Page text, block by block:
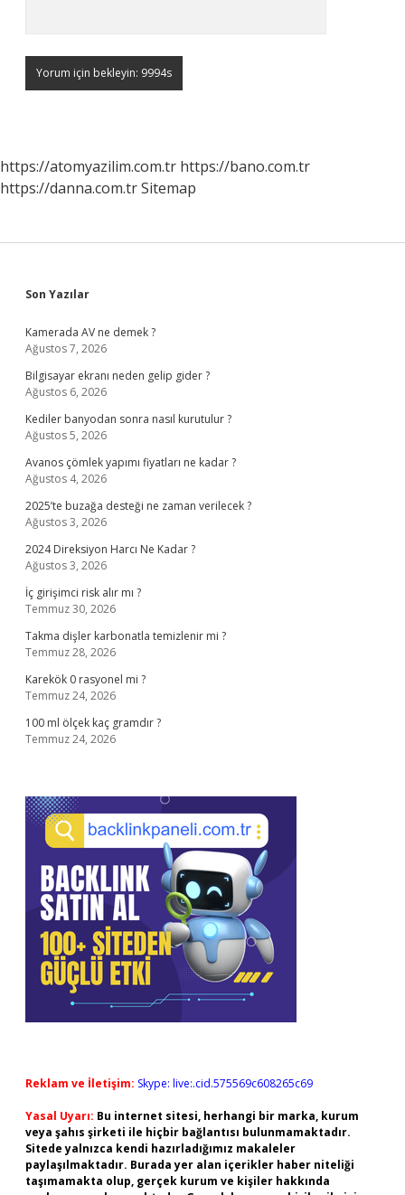
https://atomyazilim.com.tr https://bano.com.tr
https://danna.com.trSitemap
Sidebar
Son Yazılar
Kamerada AV ne demek ?
Ağustos 7, 2026
Bilgisayar ekranı neden gelip gider ?
Ağustos 6, 2026
Kediler banyodan sonra nasıl kurutulur ?
Ağustos 5, 2026
Avanos çömlek yapımı fiyatları ne kadar ?
Ağustos 4, 2026
2025’te buzağa desteği ne zaman verilecek ?
Ağustos 3, 2026
2024 Direksiyon Harcı Ne Kadar ?
Ağustos 3, 2026
İç girişimci risk alır mı ?
Temmuz 30, 2026
Takma dişler karbonatla temizlenir mi ?
Temmuz 28, 2026
Karekök 0 rasyonel mi ?
Temmuz 24, 2026
100 ml ölçek kaç gramdır ?
Temmuz 24, 2026
Reklam ve İletişim: Skype: live:.cid.575569c608265c69
Yasal Uyarı: Bu internet sitesi, herhangi bir marka, kurum
veya şahıs şirketi ile hiçbir bağlantısı bulunmamaktadır.
Sitede yalnızca kendi hazırladığımız makaleler
paylaşılmaktadır. Burada yer alan içerikler haber niteliği
taşımamakta olup, gerçek kurum ve kişiler hakkında